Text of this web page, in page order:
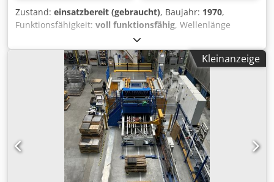
Zustand: einsatzbereit (gebraucht), Baujahr: 1970,
Funktionsfähigkeit: voll funktionsfähig, Wellenlänge
30 mm, Abschnittslänge (max.):
mm, Doppeldruckpresse Hilgeland CH1 KHA Baujahr 1970
Credpour N Daefx Ahlof Die Maschine ist sofort
einsatzbereit!
Kleinanzeige